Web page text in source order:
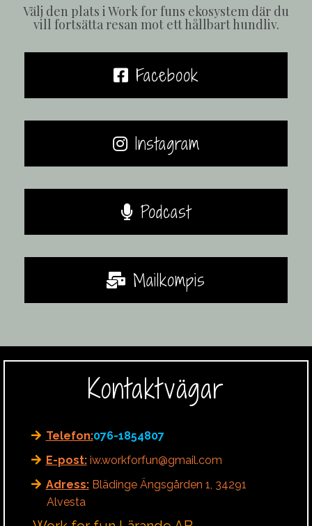
Välj den plats i Work for funs ekosystem där du
vill fortsätta resan mot ett hållbart hundliv.
Facebook
Instagram
Podcast
Mailkompis
Kontaktvägar
Telefon:076-1854807
E-post:iw.workforfun@gmail.com
Adress:Blädinge Ängsgården 1, 34291
Alvesta